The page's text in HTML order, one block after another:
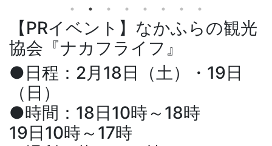
【PRイベント】なかふらの観光
協会『ナカフライフ』
●日程：2月18日（土）・19日
（日）
●時間：18日10時～18時
19日10時～17時